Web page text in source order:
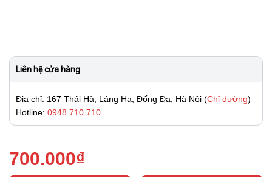
Liên hệ cửa hàng
Địa chỉ: 167 Thái Hà, Láng Hạ, Đống Đa, Hà Nội (Chỉ đường)
Hotline: 0948 710 710
700.000₫